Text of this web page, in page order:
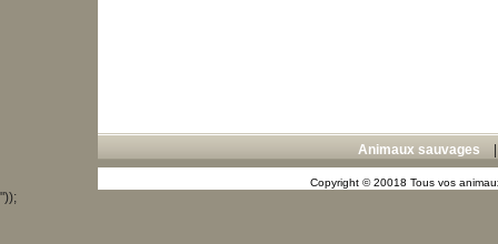
Animaux sauvages
Copyright © 20018 Tous vos
"));